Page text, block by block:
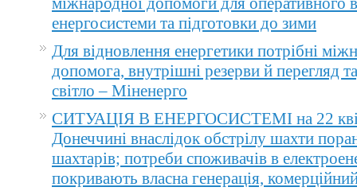
енергосистеми та підготовки до зими
Для відновлення енергетики потрібні
допомога, внутрішні резерви й перегляд
світло – Міненерго
СИТУАЦІЯ В ЕНЕРГОСИСТЕМІ на 22
Донеччині внаслідок обстрілу шахти
шахтарів; потреби споживачів в
покривають власна генерація,